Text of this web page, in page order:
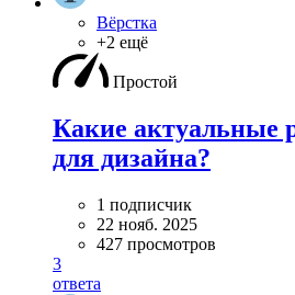
Вёрстка
+2 ещё
Простой
Какие актуальные
для дизайна?
1 подписчик
22 нояб. 2025
427 просмотров
3
ответа